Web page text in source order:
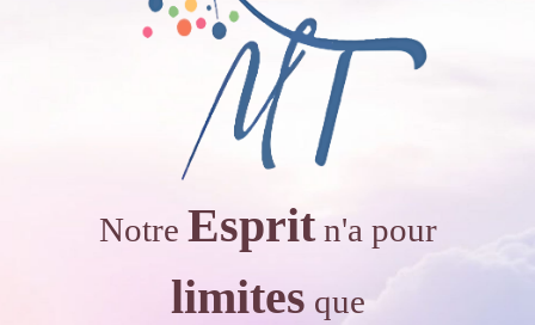
Notre Espritn'a pour
limites que